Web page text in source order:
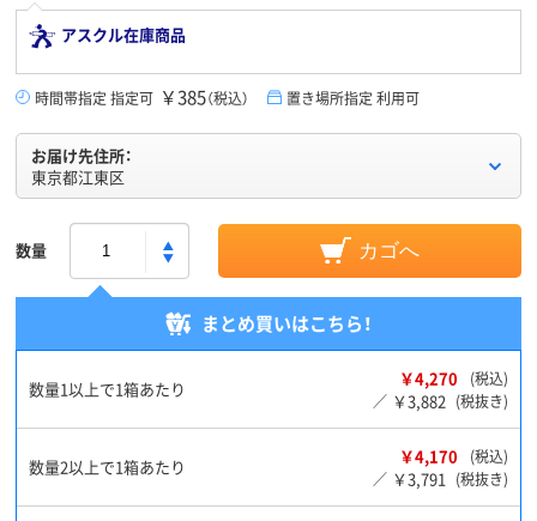
アスクル在庫商品
時間帯指定 指定可 ￥385（税込） 置き場所指定 利用可
お届け先住所：
東京都江東区
数量 カゴへ
まとめ買いはこちら！
数量1以上で1箱あたり ￥4,270
(税込)
／ ￥3,882 (税抜き)
数量2以上で1箱あたり ￥4,170
(税込)
／ ￥3,791 (税抜き)